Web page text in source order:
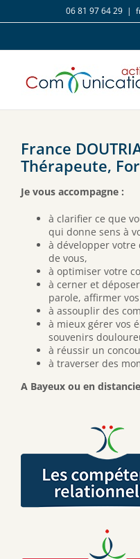
au
06 81 97 64 29 |
France
Thérapeute,
Je vous accompagne :
à clarifier ce que
qui donne sens à
à développer votre
de vous,
à optimiser votre
à cerner et
parole, affirmer
à assouplir des
à mieux gérer vos
souvenirs
à réussir un
à traverser des
A Bayeux ou en